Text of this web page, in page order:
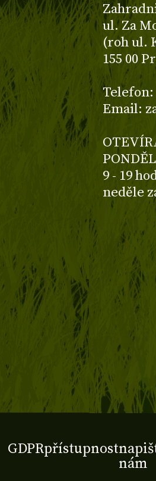
ul. Za
(roh ul.
155 00
Telefon:
Email:
9 - 19
neděle
GDPRpřístupnost
nám